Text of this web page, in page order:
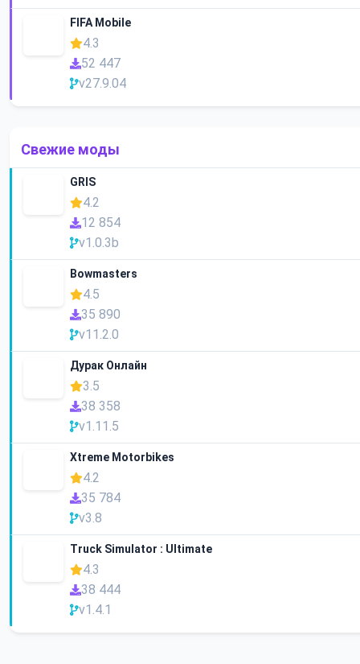
FIFA Mobile
4.3
52 447
v27.9.04
Свежие моды
GRIS
4.2
12 854
v1.0.3b
Bowmasters
4.5
35 890
v11.2.0
Дурак Онлайн
3.5
38 358
v1.11.5
Xtreme Motorbikes
4.2
35 784
v3.8
Truck Simulator : Ultimate
4.3
38 444
v1.4.1